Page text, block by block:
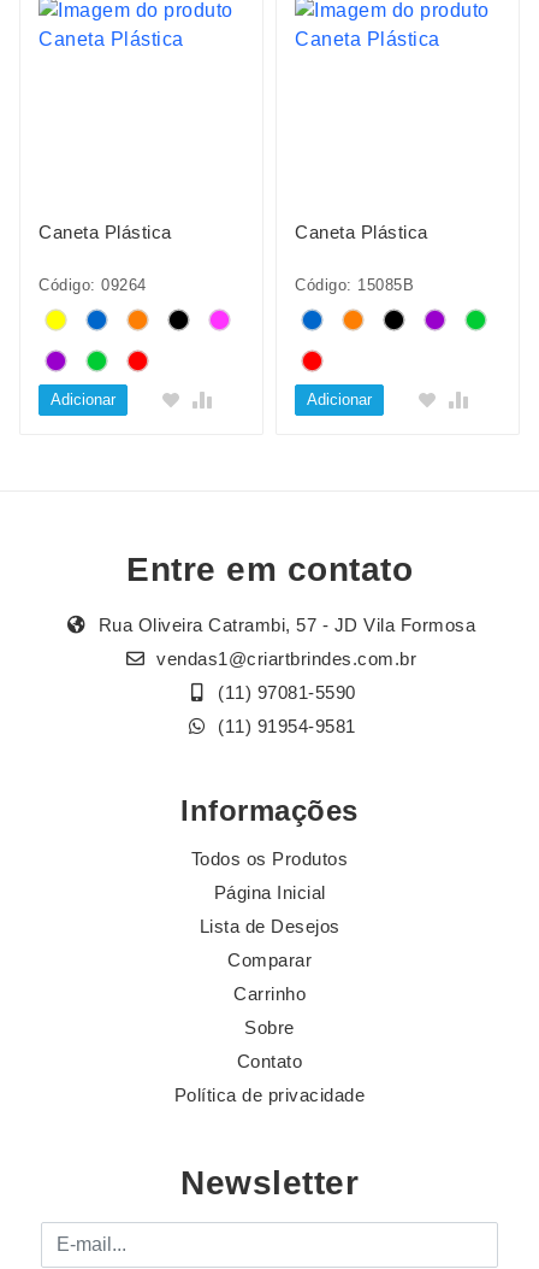
Caneta Plástica
Código: 09264
Adicionar
Caneta Plástica
Código: 15085B
Adicionar
Entre em contato
Rua Oliveira Catrambi, 57 - JD Vila Formosa
vendas1@criartbrindes.com.br
(11) 97081-5590
(11) 91954-9581
Informações
Todos os Produtos
Página Inicial
Lista de Desejos
Comparar
Carrinho
Sobre
Contato
Política de privacidade
Newsletter
E-mail